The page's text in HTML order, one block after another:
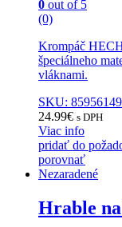
0 out of 5
(0)
Krompáč
špeciálneho
vláknami.
SKU:
24.99€ s DPH
Viac info
pridať do
porovnať
Nezaradené
Hrable